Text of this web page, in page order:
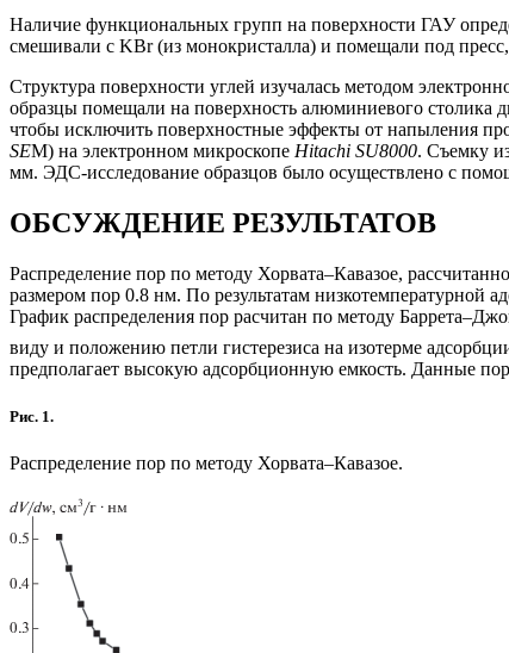
Наличие функциональных групп на поверхности ГАУ
смешивали с KBr (из монокристалла) и помещали под
Структура поверхности углей изучалась методом
образцы помещали на поверхность алюминиевого
чтобы исключить поверхностные эффекты от напыления
SEM) на электронном микроскопе Hitachi SU8000. Съемку
мм. ЭДС-исследование образцов было осуществлено с
ОБСУЖДЕНИЕ РЕЗУЛЬТАТОВ
Распределение пор по методу Хорвата–Кавазое,
размером пор 0.8 нм. По результатам низкотемпературной
График распределения пор расчитан по методу
виду и положению петли гистерезиса на изотерме
предполагает высокую адсорбционную емкость. Данные
Рис. 1.
Распределение пор по методу Хорвата–Кавазое.